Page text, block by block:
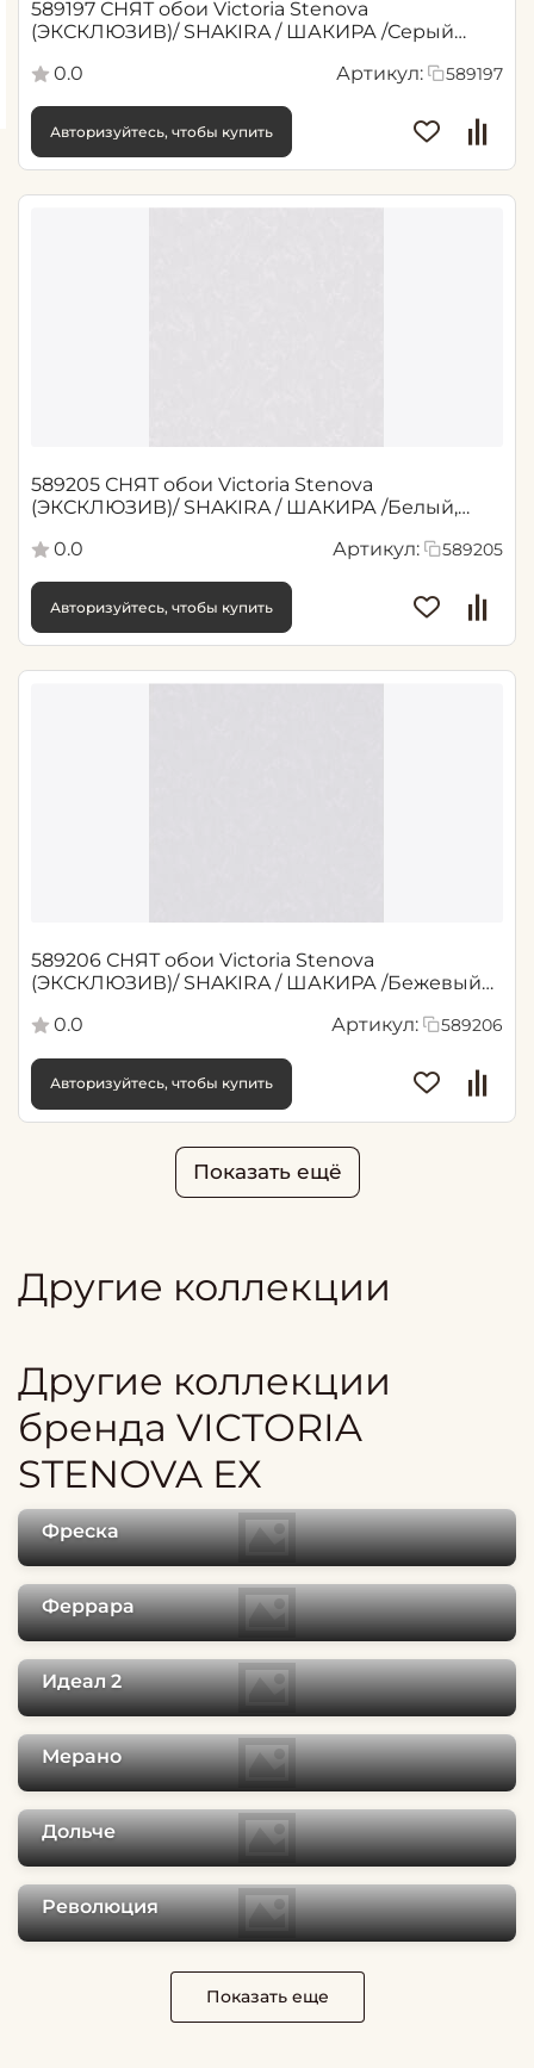
589197 СНЯТ обои Victoria Stenova
(ЭКСКЛЮЗИВ)/ SHAKIRA / ШАКИРА /Серый
0.0
Артикул: 589197
Авторизуйтесь, чтобы купить
589205 СНЯТ обои Victoria Stenova
(ЭКСКЛЮЗИВ)/ SHAKIRA / ШАКИРА /Белый,
0.0
Артикул: 589205
Авторизуйтесь, чтобы купить
589206 СНЯТ обои Victoria Stenova
(ЭКСКЛЮЗИВ)/ SHAKIRA / ШАКИРА /Бежевый
0.0
Артикул: 589206
Авторизуйтесь, чтобы купить
Показать ещё
Другие коллекции
Другие коллекции
бренда VICTORIA
STENOVA ЕХ
Фреска
Феррара
Идеал 2
Мерано
Дольче
Революция
Показать еще